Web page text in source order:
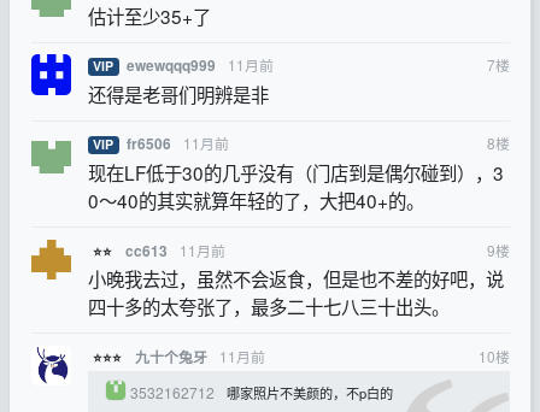
估计至少35+了
VIP ewewqqq999 11月前 7楼
还得是老哥们明辨是非
VIP fr6506 11月前 8楼
现在LF低于30的几乎没有（门店到是偶尔碰到），3
0～40的其实就算年轻的了，大把40+的。
⭐⭐ cc613 11月前 9楼
小晚我去过，虽然不会返食，但是也不差的好吧，说
四十多的太夸张了，最多二十七八三十出头。
⭐⭐⭐ 九十个兔牙 11月前 10楼
3532162712
哪家照片不美颜的，不p白的